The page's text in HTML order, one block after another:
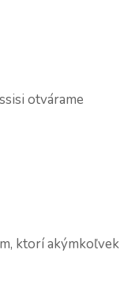
otvárame
ktorí akýmkoľvek